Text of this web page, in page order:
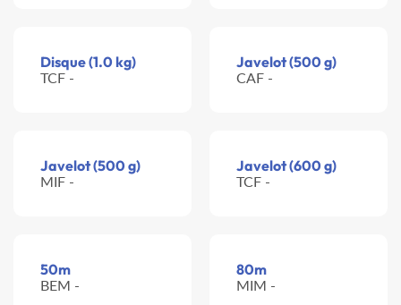
Disque (1.0 kg)
TCF -
Javelot (500 g)
CAF -
Javelot (500 g)
MIF -
Javelot (600 g)
TCF -
50m
BEM -
80m
MIM -